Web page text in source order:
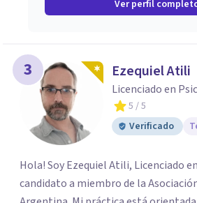
Ver perfil
3 Ezequiel Atili
Licenciado en
5 / 5
Verificado
Hola! Soy Ezequiel Atili, Licenciado
candidato a miembro de la